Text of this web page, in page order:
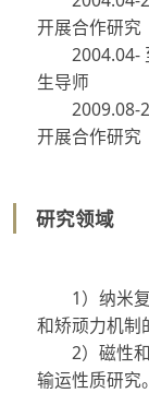
开展合作研究
2004.04-
生导师
2009.08-
开展合作研究
研究领域
1）纳米复
和矫顽力机制
2）磁性和
输运性质研究。